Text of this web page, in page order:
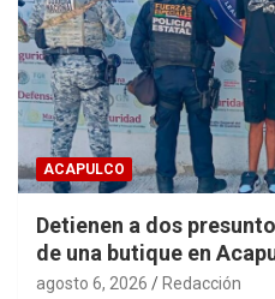
ACAPULCO
Detienen a dos
de una butique en
agosto 6, 2026 Redacción